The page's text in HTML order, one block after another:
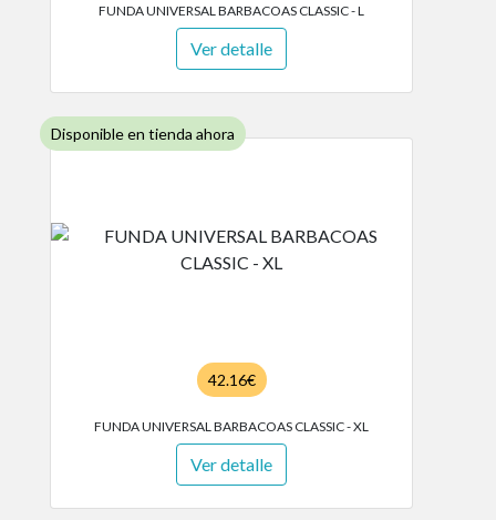
FUNDA UNIVERSAL BARBACOAS CLASSIC - L
Ver detalle
Disponible en tienda ahora
42.16€
FUNDA UNIVERSAL BARBACOAS CLASSIC - XL
Ver detalle